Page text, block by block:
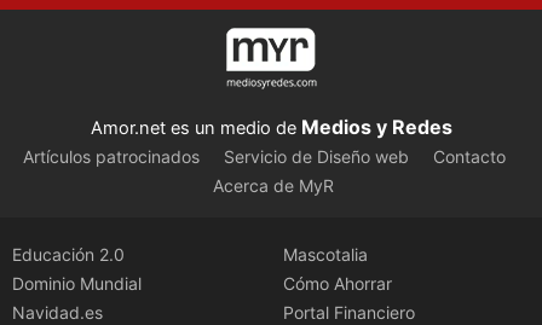
Amor.net es un medio de Medios y Redes
Artículos patrocinados Servicio de Diseño web
Contacto
Acerca de MyR
Educación 2.0
Dominio Mundial
Navidad.es
Mascotalia
Cómo Ahorrar
Portal Financiero